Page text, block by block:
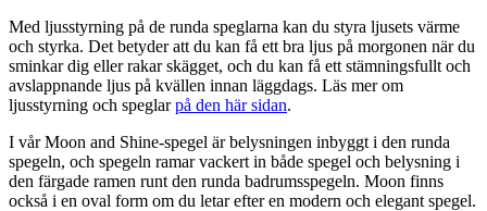
Med ljusstyrning på de runda speglarna kan du styra ljusets värme
och styrka. Det betyder att du kan få ett bra ljus på morgonen när du
sminkar dig eller rakar skägget, och du kan få ett stämningsfullt och
avslappnande ljus på kvällen innan läggdags. Läs mer om
ljusstyrning och speglarpå den här sidan.
I vår Moon and Shine-spegel är belysningen inbyggt i den runda
spegeln, och spegeln ramar vackert in både spegel och belysning i
den färgade ramen runt den runda badrumsspegeln. Moon finns
också i en oval form om du letar efter en modern och elegant spegel.